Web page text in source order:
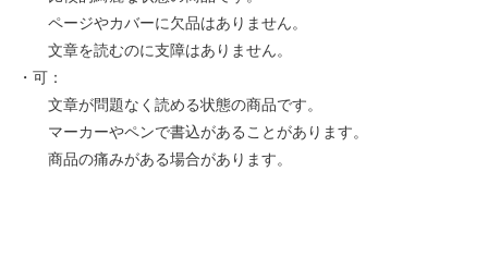
ページやカバーに欠品はありません。
文章を読むのに支障はありません。
・可：
文章が問題なく読める状態の商品です。
マーカーやペンで書込があることがあります。
商品の痛みがある場合があります。